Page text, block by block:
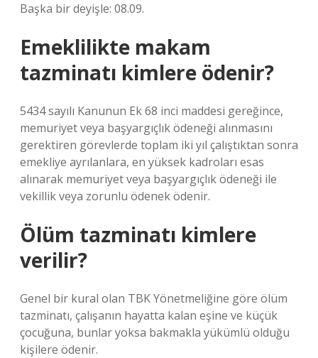
Başka bir deyişle: 08.09.
Emeklilikte makam
tazminatı kimlere ödenir?
5434 sayılı Kanunun Ek 68 inci maddesi gereğince,
memuriyet veya başyargıçlık ödeneği alınmasını
gerektiren görevlerde toplam iki yıl çalıştıktan sonra
emekliye ayrılanlara, en yüksek kadroları esas
alınarak memuriyet veya başyargıçlık ödeneği ile
vekillik veya zorunlu ödenek ödenir.
Ölüm tazminatı kimlere
verilir?
Genel bir kural olan TBK Yönetmeliğine göre ölüm
tazminatı, çalışanın hayatta kalan eşine ve küçük
çocuğuna, bunlar yoksa bakmakla yükümlü olduğu
kişilere ödenir.